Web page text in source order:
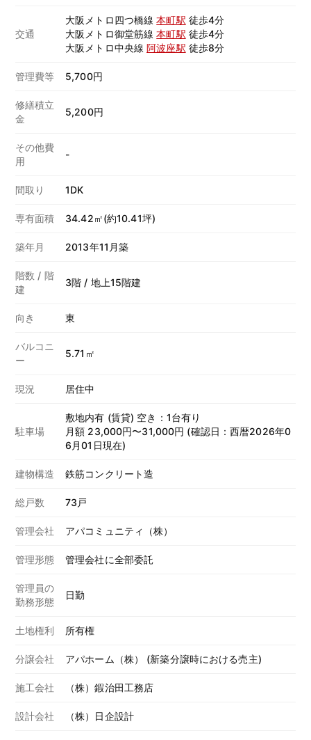
交通
大阪メトロ四つ橋線本町駅 徒歩4分
大阪メトロ御堂筋線本町駅 徒歩4分
大阪メトロ中央線阿波座駅 徒歩8分
管理費等 5,700円
修繕積立
金
5,200円
その他費
用
-
間取り 1DK
専有面積 34.42㎡(約10.41坪)
築年月 2013年11月築
階数 / 階
建
3階 / 地上15階建
向き 東
バルコニ
ー
5.71㎡
現況 居住中
駐車場
敷地内有 (賃貸) 空き：1台有り
月額 23,000円〜31,000円 (確認日：西暦2026年0
6月01日現在)
建物構造 鉄筋コンクリート造
総戸数 73戸
管理会社 アパコミュニティ（株）
管理形態 管理会社に全部委託
管理員の
勤務形態
日勤
土地権利 所有権
分譲会社 アパホーム（株） (新築分譲時における売主)
施工会社 （株）鍜治田工務店
設計会社 （株）日企設計